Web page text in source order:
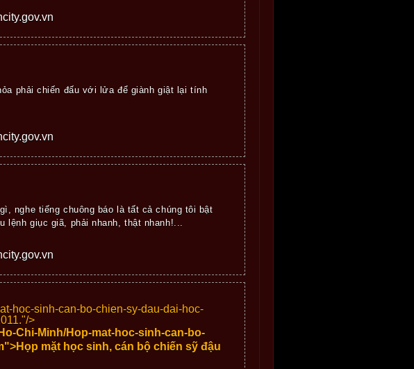
phải chiến đấu với lửa để giành giật lại tính
nghe tiếng chuông báo là tất cả chúng tôi bật
giục giã, phải nhanh, thật nhanh!...
hoc-sinh-can-bo-chien-sy-dau-dai-hoc-
>
Chi-Minh/Hop-mat-hoc-sinh-can-bo-
mặt học sinh, cán bộ chiến sỹ đậu